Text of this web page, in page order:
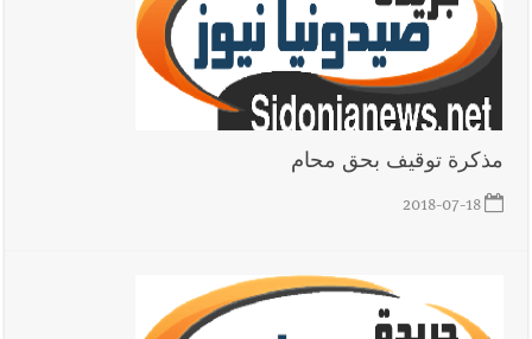
مذكرة توقيف بحق محام
2018-07-18